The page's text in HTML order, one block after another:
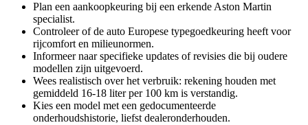
Plan een aankoopkeuring bij een erkende Aston Martin
specialist.
Controleer of de auto Europese typegoedkeuring heeft voor
rijcomfort en milieunormen.
Informeer naar specifieke updates of revisies die bij oudere
modellen zijn uitgevoerd.
Wees realistisch over het verbruik: rekening houden met
gemiddeld 16-18 liter per 100 km is verstandig.
Kies een model met een gedocumenteerde
onderhoudshistorie, liefst dealeronderhouden.